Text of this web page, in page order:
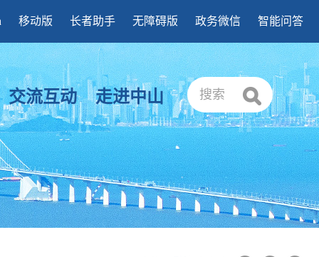
移动版 长者助手 无障碍版 政务微信 智能问答
交流互动 走进中山 搜索